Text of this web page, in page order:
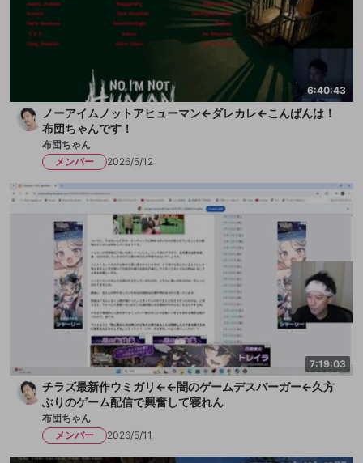
6:40:43
ノーアイムノットアヒューマン←ダレカレ←こんばんは！
布団ちゃんです！
布団ちゃん
メンバー
2026/5/12
7:19:03
チラズ最新作ウミガリ←←闇のゲームデスバーガー←久方
ぶりのゲーム配信で興奮して寝れん
布団ちゃん
メンバー
2026/5/11